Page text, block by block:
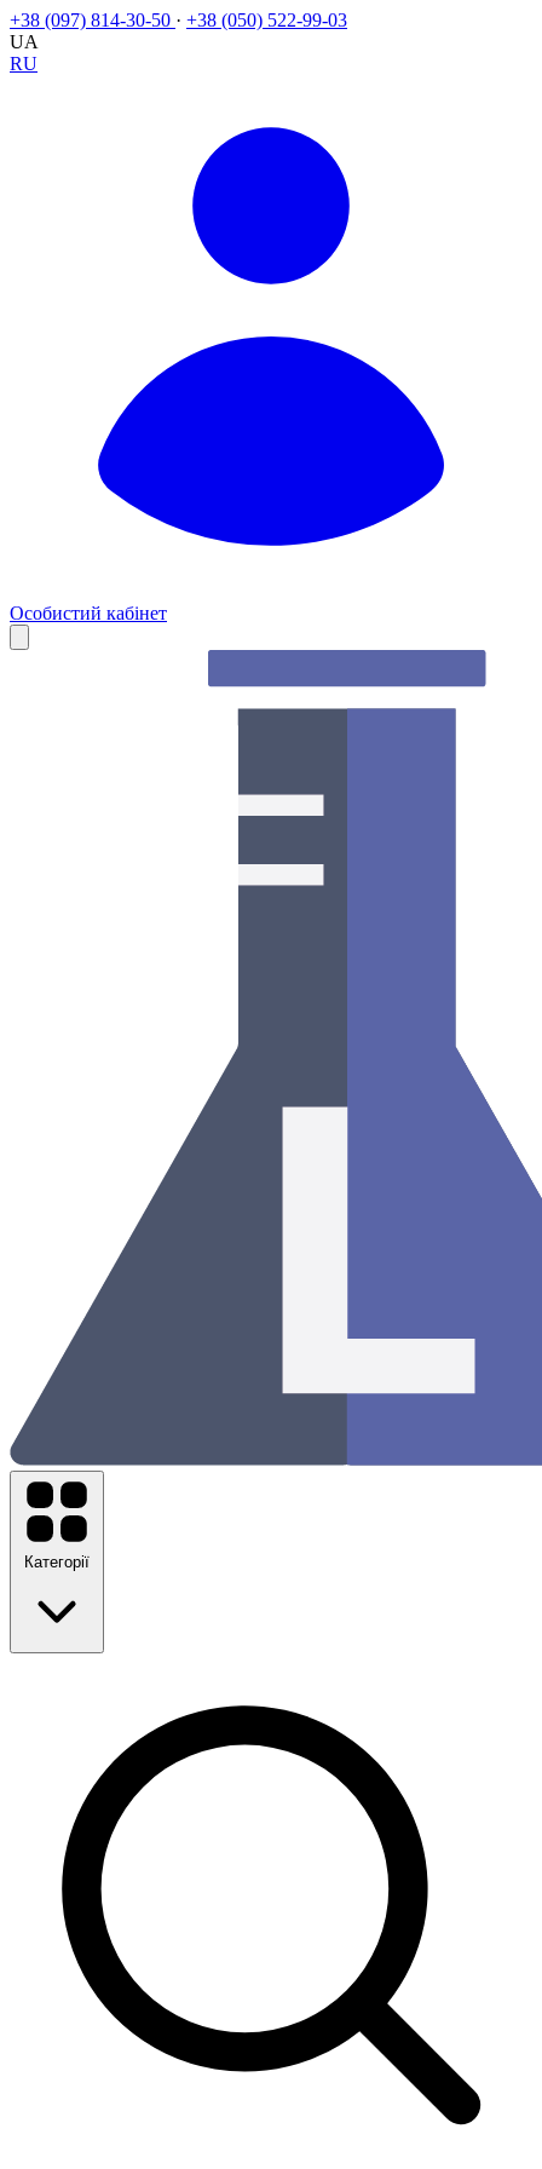
+38 (097) 814-30-50 · +38 (050) 522-99-03
UA
RU
Особистий кабінет
Категорії